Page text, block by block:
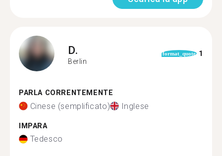
D.
Berlin
format_quote 1
PARLA CORRENTEMENTE
Cinese (semplificato) Inglese
IMPARA
Tedesco